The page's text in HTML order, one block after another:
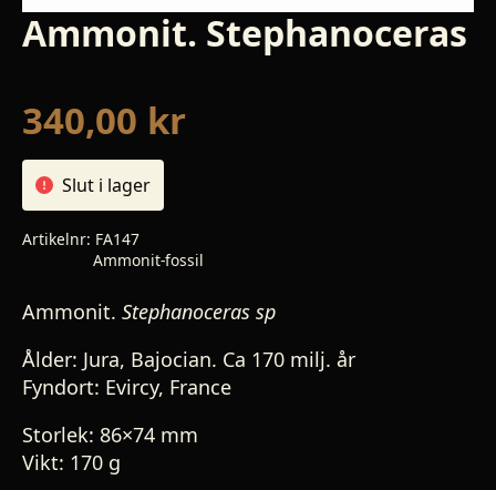
Ammonit. Stephanoceras
340,00 kr
Slut i lager
Artikelnr: FA147
Ammonit-fossil
Ammonit. Stephanoceras sp
Ålder: Jura, Bajocian. Ca 170 milj. år
Fyndort: Evircy, France
Storlek: 86×74 mm
Vikt: 170 g